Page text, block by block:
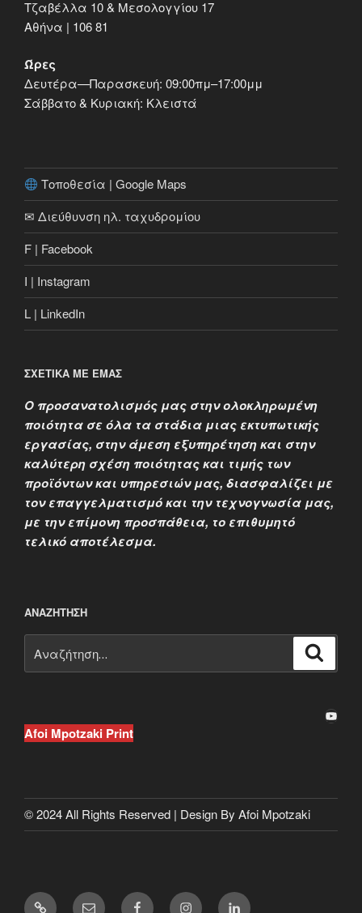
Τζαβέλλα 10 & Μεσολογγίου 17
Αθήνα | 106 81
Ώρες
Δευτέρα—Παρασκευή: 09:00πμ–17:00μμ
Σάββατο & Κυριακή: Κλειστά
Τοποθεσία | Google Maps
✉ Διεύθυνση ηλ. ταχυδρομίου
F | Facebook
I | Instagram
L | LinkedIn
ΣΧΕΤΙΚΑ ΜΕ ΕΜΑΣ
Ο προσανατολισμός μας στην ολοκληρωμένη
ποιότητα σε όλα τα στάδια μιας εκτυπωτικής
εργασίας, στην άμεση εξυπηρέτηση και στην
καλύτερη σχέση ποιότητας και τιμής των
προϊόντων και υπηρεσιών μας, διασφαλίζει με
τον επαγγελματισμό και την τεχνογνωσία μας,
με την επίμονη προσπάθεια, το επιθυμητό
τελικό αποτέλεσμα.
ΑΝΑΖΉΤΗΣΗ
για:
YouTube
Afoi Mpotzaki Print
© 2024 All Rights Reserved | Design By Afoi Mpotzaki
✉
F
I
L